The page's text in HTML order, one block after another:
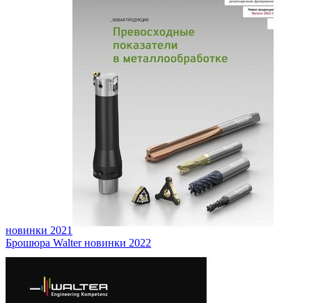
новинки 2021
Брошюра Walter новинки 2022